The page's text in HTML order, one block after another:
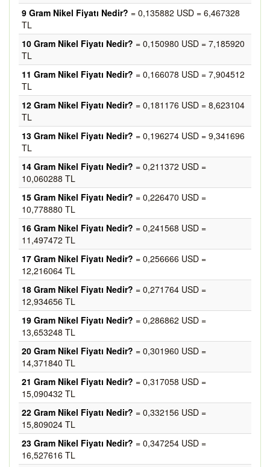
9 Gram Nikel Fiyatı Nedir? = 0,135882 USD = 6,467328
TL
10 Gram Nikel Fiyatı Nedir? = 0,150980 USD = 7,185920
TL
11 Gram Nikel Fiyatı Nedir? = 0,166078 USD = 7,904512
TL
12 Gram Nikel Fiyatı Nedir? = 0,181176 USD = 8,623104
TL
13 Gram Nikel Fiyatı Nedir? = 0,196274 USD = 9,341696
TL
14 Gram Nikel Fiyatı Nedir? = 0,211372 USD =
10,060288 TL
15 Gram Nikel Fiyatı Nedir? = 0,226470 USD =
10,778880 TL
16 Gram Nikel Fiyatı Nedir? = 0,241568 USD =
11,497472 TL
17 Gram Nikel Fiyatı Nedir? = 0,256666 USD =
12,216064 TL
18 Gram Nikel Fiyatı Nedir? = 0,271764 USD =
12,934656 TL
19 Gram Nikel Fiyatı Nedir? = 0,286862 USD =
13,653248 TL
20 Gram Nikel Fiyatı Nedir? = 0,301960 USD =
14,371840 TL
21 Gram Nikel Fiyatı Nedir? = 0,317058 USD =
15,090432 TL
22 Gram Nikel Fiyatı Nedir? = 0,332156 USD =
15,809024 TL
23 Gram Nikel Fiyatı Nedir? = 0,347254 USD =
16,527616 TL